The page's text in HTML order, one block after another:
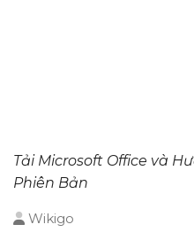
Tải Microsoft Office và
Phiên Bản
Wikigo